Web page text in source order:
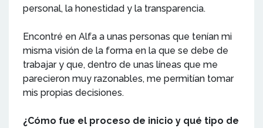
personal, la honestidad y la transparencia.
Encontré en Alfa a unas personas que tenían mi
misma visión de la forma en la que se debe de
trabajar y que, dentro de unas líneas que me
parecieron muy razonables, me permitían tomar
mis propias decisiones.
¿Cómo fue el proceso de inicio y qué tipo de